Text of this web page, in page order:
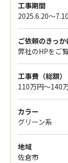
工事期間
2025.6.20〜7.10
ご依頼のきっか
弊社のHPをご
工事費（総額）
110万円～140
カラー
グリーン系
地域
佐倉市